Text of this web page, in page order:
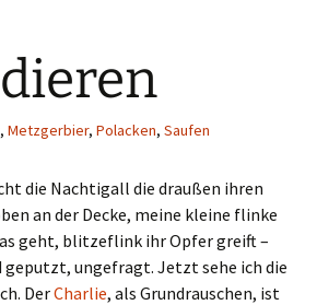
, Metzgerbier, Polacken, Saufen
die Nachtigall die draußen ihren
an der Decke, meine kleine flinke
geht, blitzeflink ihr Opfer greift –
geputzt, ungefragt. Jetzt sehe ich die
DerCharlie, als Grundrauschen, ist